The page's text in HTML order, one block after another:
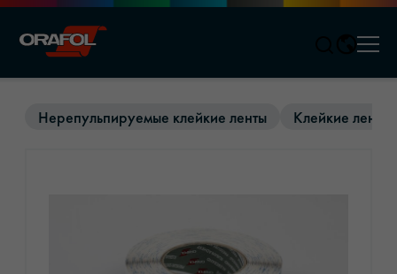
Нерепульпируемые клейкие ленты Клейкие